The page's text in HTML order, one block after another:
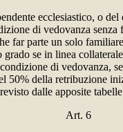
ecclesiastico, o del
di vedovanza
far parte un solo
grado se in linea
di vedovanza,
50% della retribuzione
dalle apposite
Art. 6